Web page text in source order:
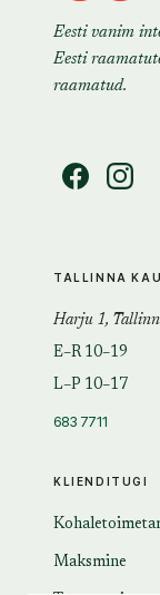
Eesti vanim
Eesti
raamatud.
KLIENDITUGI
Maksmine
TALLINNA
Harju 1, Tallinn
E–R 10–19
L–P 10–17
683 7711